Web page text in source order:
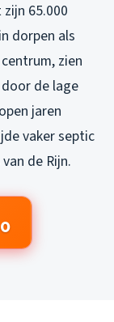
65.000
dorpen als
zien
de lage
jaren
vaker septic
de Rijn.